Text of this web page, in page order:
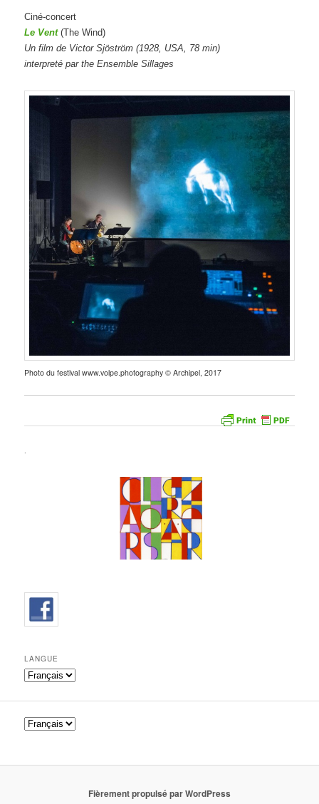
Ciné-concert
Le Vent(The Wind)
Un film de Victor Sjöström (1928, USA, 78 min)
interpreté par the Ensemble Sillages
Photo du festival www.volpe.photography © Archipel, 2017
.
LANGUE
Fièrement propulsé par WordPress